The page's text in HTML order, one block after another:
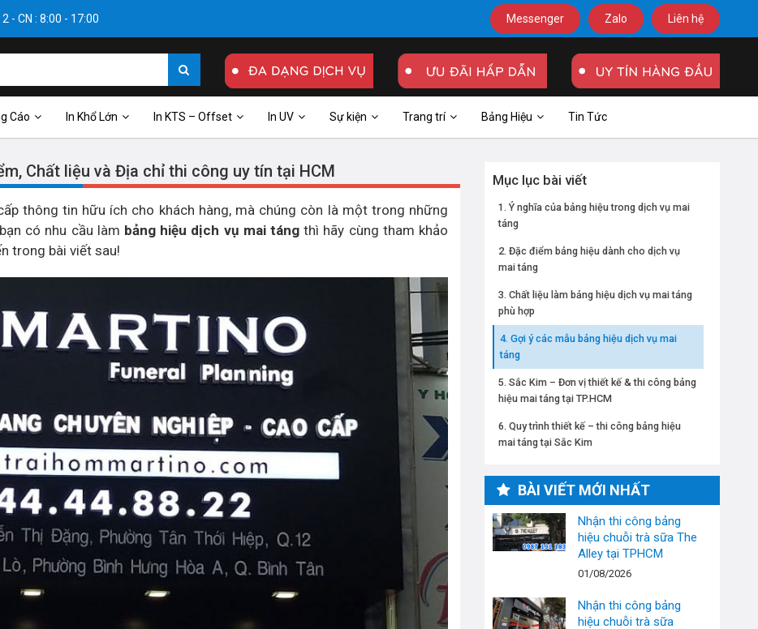
- CN : 8:00 - 17:00 Messenger Zalo Liên hệ
Cáo In Khổ Lớn In KTS – Offset In UV Sự kiện Trang trí Bảng Hiệu Tin Tức
Chất liệu và Địa chỉ thi công uy tín tại HCM
thông tin hữu ích cho khách hàng, mà chúng còn là một trong những
có nhu cầu làm bảng hiệu dịch vụ mai táng thì hãy cùng tham khảo
trong bài viết sau!
Mục lục bài viết
Ý nghĩa của bảng hiệu trong dịch vụ mai
táng
Đặc điểm bảng hiệu dành cho dịch vụ
mai táng
Chất liệu làm bảng hiệu dịch vụ mai táng
phù hợp
Gợi ý các mẫu bảng hiệu dịch vụ mai
táng
Sắc Kim – Đơn vị thiết kế & thi công bảng
hiệu mai táng tại TP.HCM
Quy trình thiết kế – thi công bảng hiệu
mai táng tại Sắc Kim
BÀI VIẾT MỚI NHẤT
Nhận thi công bảng
hiệu chuỗi trà sữa The
Alley tại TPHCM
01/08/2026
Nhận thi công bảng
hiệu chuỗi trà sữa